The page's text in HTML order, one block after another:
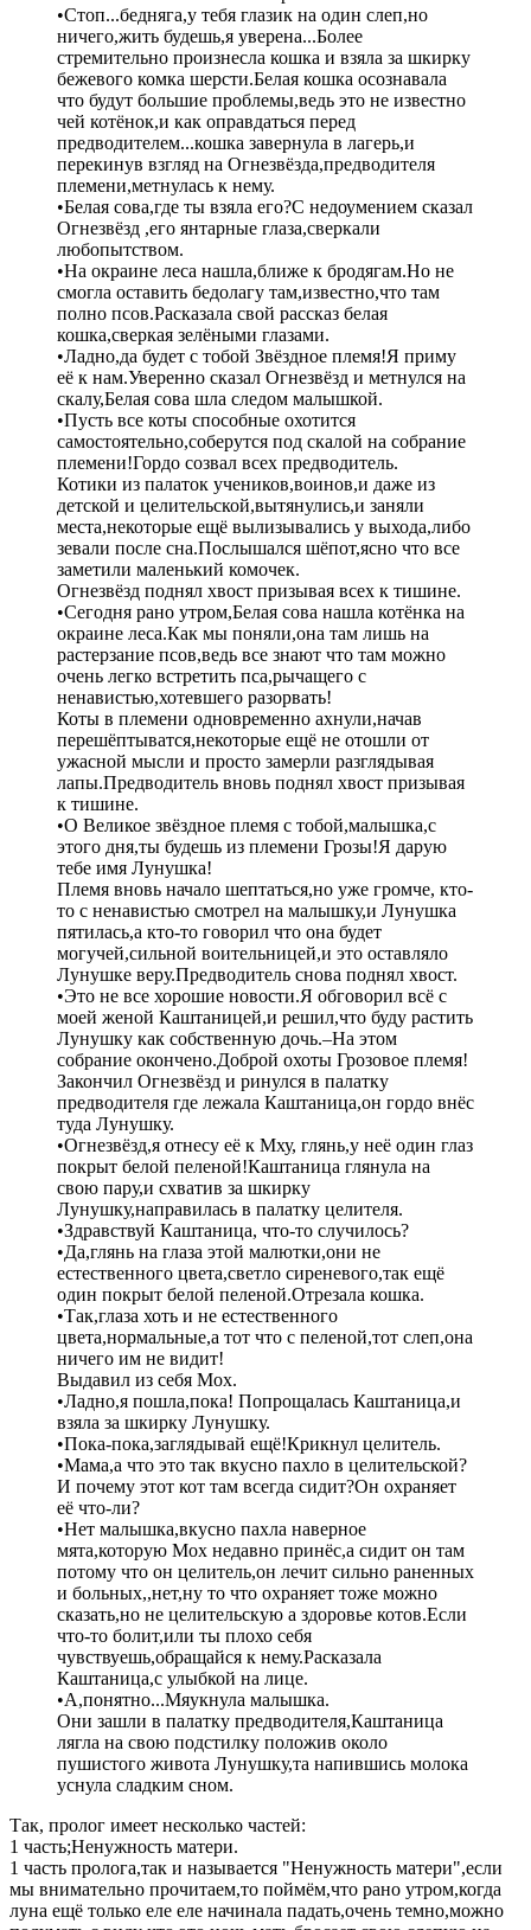
•Стоп...бедняга,у тебя глазик на один слеп,но
ничего,жить будешь,я уверена...Более
стремительно произнесла кошка и взяла за шкирку
бежевого комка шерсти.Белая кошка осознавала
что будут большие проблемы,ведь это не известно
чей котёнок,и как оправдаться перед
предводителем...кошка завернула в лагерь,и
перекинув взгляд на Огнезвёзда,предводителя
племени,метнулась к нему.
•Белая сова,где ты взяла его?С недоумением сказал
Огнезвёзд ,его янтарные глаза,сверкали
любопытством.
•На окраине леса нашла,ближе к бродягам.Но не
смогла оставить бедолагу там,известно,что там
полно псов.Расказала свой рассказ белая
кошка,сверкая зелёными глазами.
•Ладно,да будет с тобой Звёздное племя!Я приму
её к нам.Уверенно сказал Огнезвёзд и метнулся на
скалу,Белая сова шла следом малышкой.
•Пусть все коты способные охотится
самостоятельно,соберутся под скалой на собрание
племени!Гордо созвал всех предводитель.
Котики из палаток учеников,воинов,и даже из
детской и целительской,вытянулись,и заняли
места,некоторые ещё вылизывались у выхода,либо
зевали после сна.Послышался шёпот,ясно что все
заметили маленький комочек.
Огнезвёзд поднял хвост призывая всех к тишине.
•Сегодня рано утром,Белая сова нашла котёнка на
окраине леса.Как мы поняли,она там лишь на
растерзание псов,ведь все знают что там можно
очень легко встретить пса,рычащего с
ненавистью,хотевшего разорвать!
Коты в племени одновременно ахнули,начав
перешёптыватся,некоторые ещё не отошли от
ужасной мысли и просто замерли разглядывая
лапы.Предводитель вновь поднял хвост призывая
к тишине.
•О Великое звёздное племя с тобой,малышка,с
этого дня,ты будешь из племени Грозы!Я дарую
тебе имя Лунушка!
Племя вновь начало шептаться,но уже громче, кто-
то с ненавистью смотрел на малышку,и Лунушка
пятилась,а кто-то говорил что она будет
могучей,сильной воительницей,и это оставляло
Лунушке веру.Предводитель снова поднял хвост.
•Это не все хорошие новости.Я обговорил всё с
моей женой Каштаницей,и решил,что буду растить
Лунушку как собственную дочь.–На этом
собрание окончено.Доброй охоты Грозовое племя!
Закончил Огнезвёзд и ринулся в палатку
предводителя где лежала Каштаница,он гордо внёс
туда Лунушку.
•Огнезвёзд,я отнесу её к Мху, глянь,у неё один глаз
покрыт белой пеленой!Каштаница глянула на
свою пару,и схватив за шкирку
Лунушку,направилась в палатку целителя.
•Здравствуй Каштаница, что-то случилось?
•Да,глянь на глаза этой малютки,они не
естественного цвета,светло сиреневого,так ещё
один покрыт белой пеленой.Отрезала кошка.
•Так,глаза хоть и не естественного
цвета,нормальные,а тот что с пеленой,тот слеп,она
ничего им не видит!
Выдавил из себя Мох.
•Ладно,я пошла,пока! Попрощалась Каштаница,и
взяла за шкирку Лунушку.
•Пока-пока,заглядывай ещё!Крикнул целитель.
•Мама,а что это так вкусно пахло в целительской?
И почему этот кот там всегда сидит?Он охраняет
её что-ли?
•Нет малышка,вкусно пахла наверное
мята,которую Мох недавно принёс,а сидит он там
потому что он целитель,он лечит сильно раненных
и больных,,нет,ну то что охраняет тоже можно
сказать,но не целительскую а здоровье котов.Если
что-то болит,или ты плохо себя
чувствуешь,обращайся к нему.Расказала
Каштаница,с улыбкой на лице.
•А,понятно...Мяукнула малышка.
Они зашли в палатку предводителя,Каштаница
лягла на свою подстилку положив около
пушистого живота Лунушку,та напившись молока
уснула сладким сном.
Так, пролог имеет несколько частей:
1 часть;Ненужность матери.
1 часть пролога,так и называется "Ненужность матери",если
мы внимательно прочитаем,то поймём,что рано утром,когда
луна ещё только еле еле начинала падать,очень темно,можно